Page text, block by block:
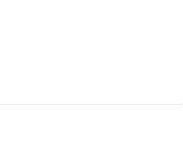
与民政局共同搞出了一个